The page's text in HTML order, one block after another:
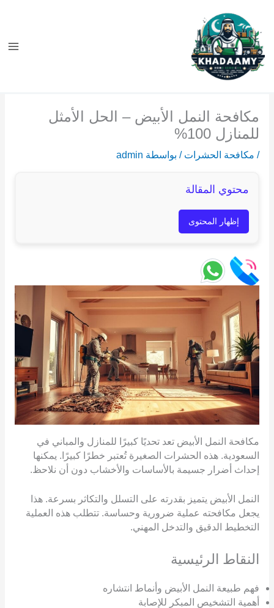
المحتوى
مكافحة النمل الأبيض – الحل الأمثل
للمنازل 100%
/ مكافحة الحشرات / بواسطة admin
محتوي المقالة
إظهار المحتوى
مكافحة النمل الأبيض تعد تحديًا كبيرًا للمنازل والمباني في
السعودية. هذه الحشرات الصغيرة تُعتبر خطرًا كبيرًا. يمكنها
إحداث أضرار جسيمة بالأساسات والأخشاب دون أن نلاحظ.
النمل الأبيض يتميز بقدرته على التسلل والتكاثر بسرعة. هذا
يجعل مكافحته عملية ضرورية وحساسة. تتطلب هذه العملية
التخطيط الدقيق والتدخل المهني.
النقاط الرئيسية
فهم طبيعة النمل الأبيض وأنماط انتشاره
أهمية التشخيص المبكر للإصابة